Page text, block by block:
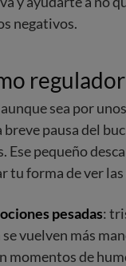
negativos.
sea por
breve pausa del
Ese pequeño
tu forma de ver las
pesadas:
vuelven más
momentos de